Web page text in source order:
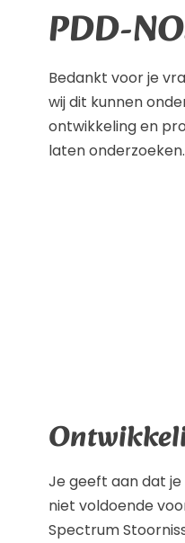
PDD-
Bedankt voor je
wij dit kunnen
ontwikkeling en
laten onderzoeken.
Je geeft aan dat je
niet voldoende
Spectrum